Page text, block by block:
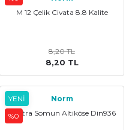
M 12 Çelik Civata 8.8 Kalite
8,20 TL
8,20 TL
YENİ
%0
Norm
Kontra Somun Altiköse Din936